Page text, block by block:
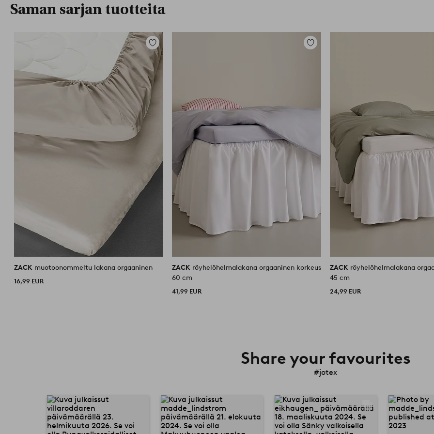
Saman sarjan tuotteita
Lisää
suosikkeihin
ZACK muotoonommeltu lakana orgaaninen
16,99 EUR
Lisää
ZACK röyhelöhelmalakana orgaaninen korkeus
60 cm
41,99 EUR
ZACK röyhelöhelmalakana
45 cm
24,99 EUR
Share your favourites
#jotex